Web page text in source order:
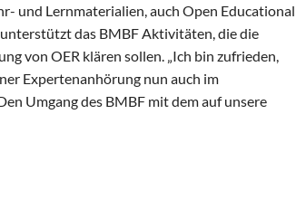
und Lernmaterialien, auch Open Educational
das BMBF Aktivitäten, die die
von OER klären sollen. „Ich bin zufrieden,
Expertenanhörung nun auch im
Umgang des BMBF mit dem auf unsere